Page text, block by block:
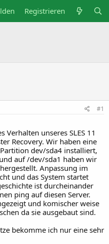
Registrieren
#1
Verhalten unseres SLES 11
Recovery. Wir haben eine
dev/sda4 installiert,
auf /dev/sda1 haben wir
Anpassung im
und das System startet
ist durcheinander
ping auf diesen Server.
und komischer weise
da sie ausgebaut sind.
bekomme ich nur eine sehr